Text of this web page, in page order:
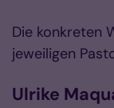
Die konkreten
jeweiligen
Ulrike